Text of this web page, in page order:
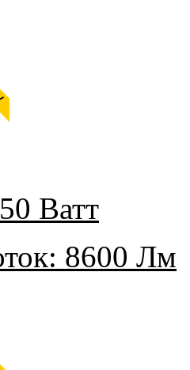
50 Ватт
8600 Лм